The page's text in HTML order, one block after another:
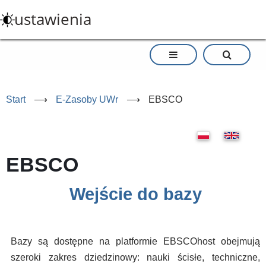
do
treści
ustawienia
Start ⟶ E-Zasoby UWr ⟶ EBSCO
EBSCO
Wejście do bazy
Bazy są dostępne na platformie EBSCOhost obejmują
szeroki zakres dziedzinowy: nauki ścisłe, techniczne,